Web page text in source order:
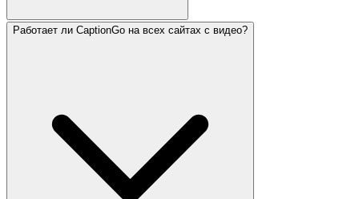
Работает ли CaptionGo на всех сайтах с видео?